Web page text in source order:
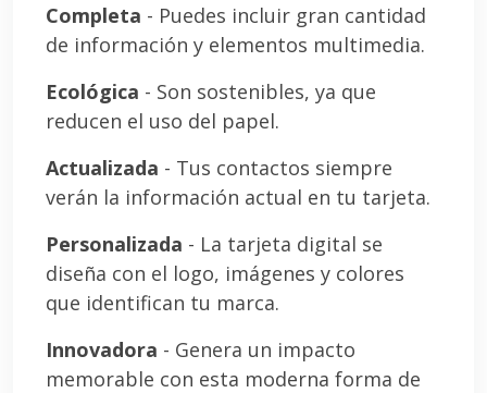
Completa - Puedes incluir gran cantidad
de información y elementos multimedia.
Ecológica - Son sostenibles, ya que
reducen el uso del papel.
Actualizada - Tus contactos siempre
verán la información actual en tu tarjeta.
Personalizada - La tarjeta digital se
diseña con el logo, imágenes y colores
que identifican tu marca.
Innovadora - Genera un impacto
memorable con esta moderna forma de